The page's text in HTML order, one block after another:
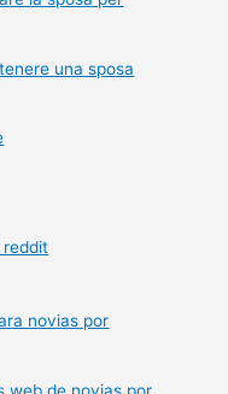
una sposa
reddit
novias por
web de novias por